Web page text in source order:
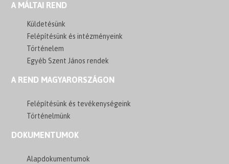
A MÁLTAI REND
Küldetésünk
Felépítésünk és intézményeink
Történelem
Egyéb Szent János rendek
A REND MAGYARORSZÁGON
Felépítésünk és tevékenységeink
Történelmünk
DOKUMENTUMOK
Alapdokumentumok